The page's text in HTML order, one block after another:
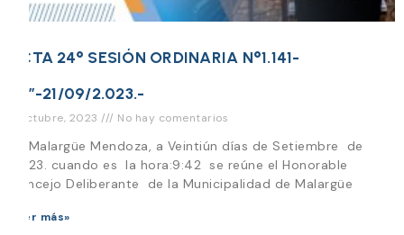
ACTA 24° SESIÓN ORDINARIA N°1.141-
“O”-21/09/2.023.-
2 octubre, 2023 No hay comentarios
En Malargüe Mendoza, a Veintiún días de Setiembre de
2.023. cuando es la hora:9:42 se reúne el Honorable
Concejo Deliberante de la Municipalidad de Malargüe
Leer más»